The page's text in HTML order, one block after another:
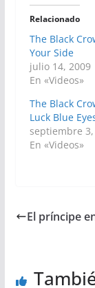
Relacionado
The Black
Your Side
julio 14, 2009
En «Videos»
The Black
Luck Blue
septiembre
En «Videos»
El príncipe